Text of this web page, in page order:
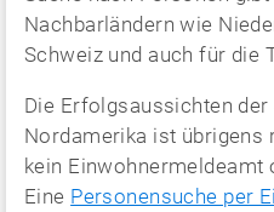
Nachbarländern wie
Schweiz und auch für die
Die Erfolgsaussichten
Nordamerika ist übrigens
kein Einwohnermeldeamt
Eine Personensuche per